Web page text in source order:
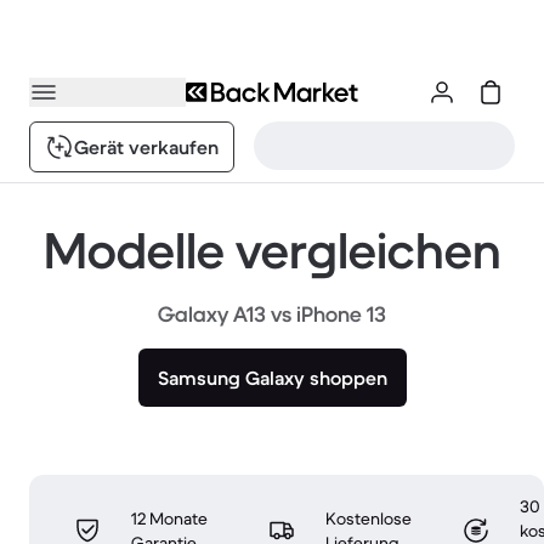
Gerät verkaufen
Modelle vergleichen
Galaxy A13 vs iPhone 13
Samsung Galaxy shoppen
12 Monate
Kostenlose
30